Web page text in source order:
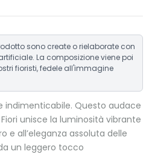
sono create o rielaborate con
La composizione viene poi
fioristi, fedele all'immagine
Questo audace
unisce la luminosità vibrante
e all’eleganza assoluta delle
un leggero tocco